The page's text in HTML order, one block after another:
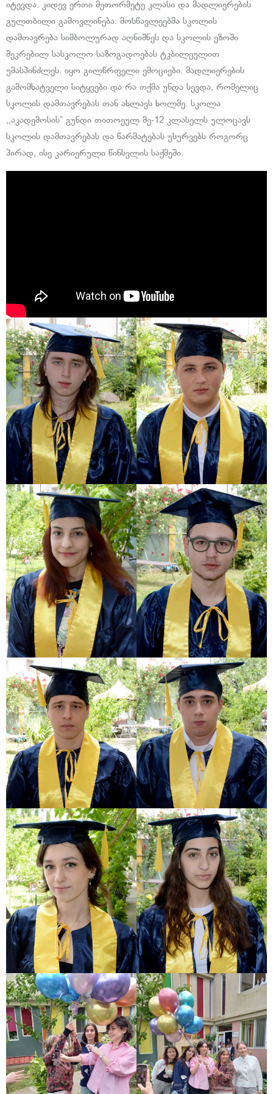
იტევდა. კიდევ ერთი მეთორმეტე კლასი და მადლიერების
გულთბილი გამოვლინება. მოსწავლეებმა სკოლის
დამთავრება სიმბოლურად აღნიშნეს და სკოლის ეზოში
შეკრებილ სასკოლო საზოგადოებას ტკბილეულით
უმასპინძლეს. იყო გილწრფელი ემოციები. მადლიერების
გამომხატველი სიტყვები და რა თქმა უნდა სევდა, რომელიც
სკოლის დამთავრებას თან ახლავს ხოლმე. სკოლა
,,აკადემოსის” გუნდი თითოეულ მე-12 კლასელს ულოცავს
სკოლის დამთავრებას და წარმატებას უსურვებს როგორც
პირად, ისე კარიერული წინსვლის საქმეში.